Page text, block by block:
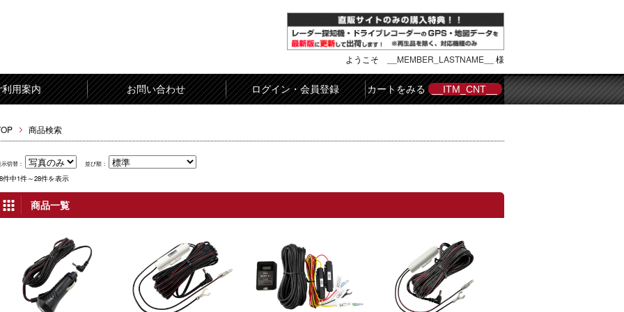
ようこそ __MEMBER_LASTNAME__ 様
利用案内 お問い合わせ ログイン・会員登録 カートをみる __ITM_CNT__
商品検索
切替： 並び順：
件中1件～28件を表示
商品一覧